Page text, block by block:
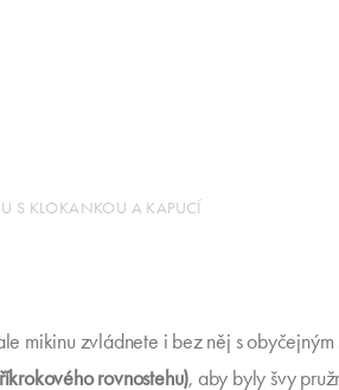
S KLOKANKOU A KAPUCÍ
mikinu zvládnete i bez něj s obyčejným
rovnostehu), aby byly švy